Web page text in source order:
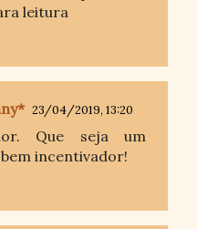
leitura
23/04/2019, 13:20
Que seja um
incentivador!